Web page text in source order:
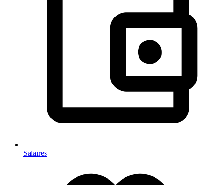
Salaires